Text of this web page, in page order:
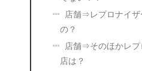
店舗⇒レプロナイザ
の？
店舗⇒そのほかレプ
店は？